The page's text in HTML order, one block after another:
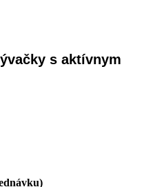
s aktívnym